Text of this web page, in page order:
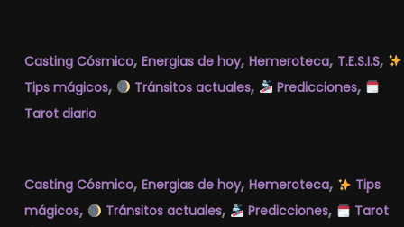
Casting Cósmico, Energias de hoy, Hemeroteca, T.E.S.I.S,
Tips mágicos, Tránsitos actuales, Predicciones,
Tarot diario
Casting Cósmico, Energias de hoy, Hemeroteca,
Tips
mágicos, Tránsitos actuales, Predicciones,
Tarot